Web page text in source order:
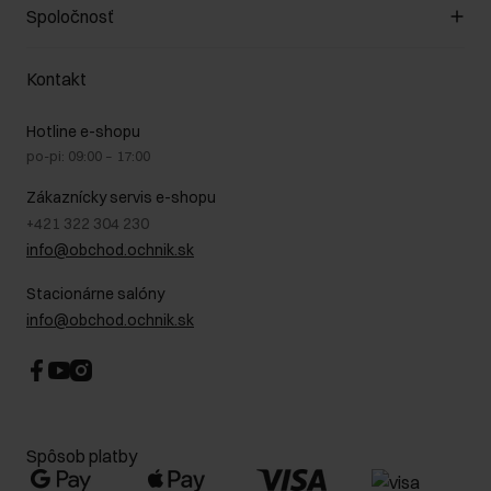
Spôsob platby
Vrátenie
Zákazníky klub
Pravidlá propagácie
Starostlivosť o kožu
Bezpečné nakupovanie
Blog
Najčastejšie kladené otázky (FAQ)
Spoločnosť
O nás
GDPR - Zásady ochrany osobných údajov
Právne informácie
Kontakt
Hotline e-shopu
po-pi: 09:00 – 17:00
Zákaznícky servis e-shopu
+421 322 304 230
info@obchod.ochnik.sk
Stacionárne salóny
info@obchod.ochnik.sk
Spôsob platby